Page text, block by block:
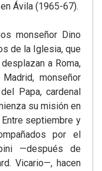
Ávila (1965-67).
monseñor Dino
de la Iglesia, que
a Roma,
monseñor
Papa, cardenal
su misión en
septiembre y
por el
—después de
Vicario—, hacen